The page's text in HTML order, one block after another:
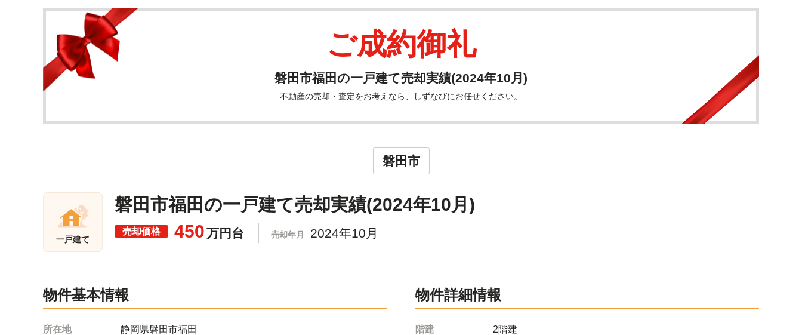
ご成約御礼
磐田市福田の一戸建て売却実績(2024年10月)
不動産の売却・査定をお考えなら、しずなびにお任せください。
磐田市
一戸建て
磐田市福田の一戸建て売却実績(2024年10月)
売却価格 450万円台 売却年月 2024年10月
物件基本情報
所在地 静岡県磐田市福田
物件詳細情報
階建 2階建